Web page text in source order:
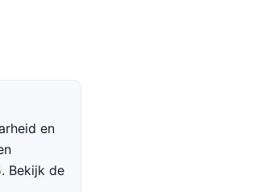
en
Bekijk de